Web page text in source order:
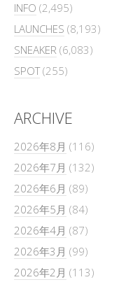
INFO (2,495)
LAUNCHES (8,193)
SNEAKER (6,083)
SPOT(255)
ARCHIVE
2026年8月 (116)
2026年7月 (132)
2026年6月 (89)
2026年5月 (84)
2026年4月 (87)
2026年3月 (99)
2026年2月 (113)